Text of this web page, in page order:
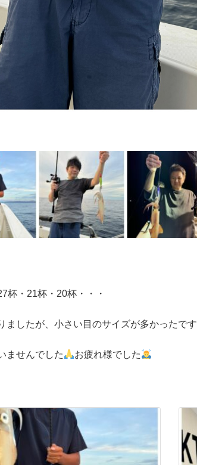
杯・21杯・20杯・・・
ましたが、小さい目のサイズが多かったです
ませんでした お疲れ様でした